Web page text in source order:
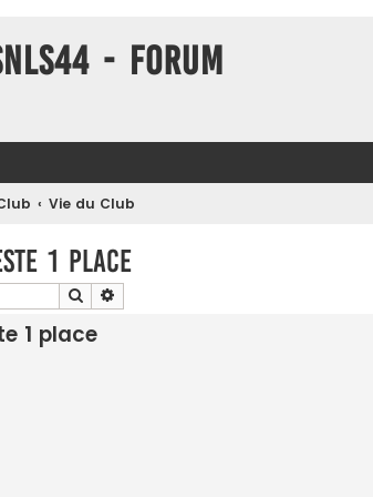
- Forum
Vie du Club
1 place
Rechercher
1 place